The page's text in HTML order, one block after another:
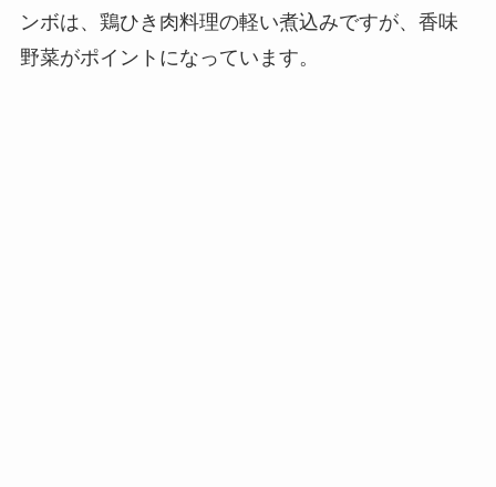
ンボは、鶏ひき肉料理の軽い煮込みですが、香味
野菜がポイントになっています。